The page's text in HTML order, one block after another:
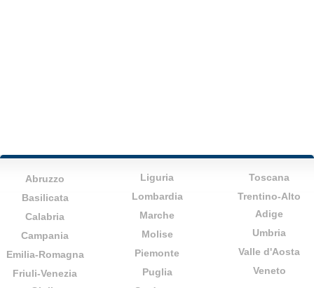
Abruzzo
Basilicata
Calabria
Campania
Emilia-Romagna
Friuli-Venezia
Liguria
Lombardia
Marche
Molise
Piemonte
Puglia
Toscana
Trentino-Alto
Adige
Umbria
Valle d'Aosta
Veneto